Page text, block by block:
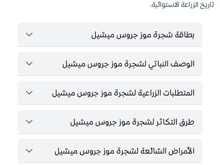
تاريخ الزراعة الاستوائية.
بطاقة شجرة موز جروس ميشيل
الوصف النباتي لشجرة موز جروس ميشيل
المتطلبات الزراعية لشجرة موز جروس ميشيل
طرق التكاثر لشجرة موز جروس ميشيل
الأمراض الشائعة لشجرة موز جروس ميشيل